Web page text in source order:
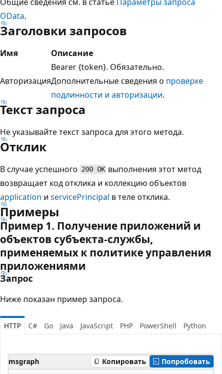
OData.
Заголовки запросов
Имя Описание
Авторизация
Bearer {token}. Обязательно.
Дополнительные сведения о проверке
подлинности и авторизации.
Текст запроса
Не указывайте текст запроса для этого метода.
Отклик
В случае успешного 200 OK выполнения этот метод
возвращает код отклика и коллекцию объектов
application и servicePrincipal в теле отклика.
Примеры
Пример 1. Получение приложений и
объектов субъекта-службы,
применяемых к политике управления
приложениями
Запрос
Ниже показан пример запроса.
HTTP C# Go Java JavaScript PHP PowerShell Python
msgraph Копировать Попробовать